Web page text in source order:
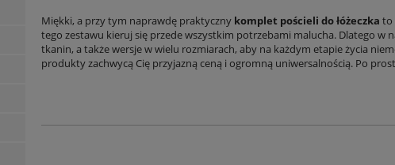
Miękki, a przy tym naprawdę praktyczny komplet pościeli do łóżeczka to
tego zestawu kieruj się przede wszystkim potrzebami malucha. Dlatego w
tkanin, a także wersje w wielu rozmiarach, aby na każdym etapie życia
produkty zachwycą Cię przyjazną ceną i ogromną uniwersalnością. Po